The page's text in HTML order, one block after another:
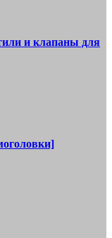
и клапаны для